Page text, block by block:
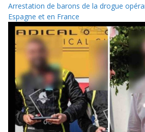
Arrestation de barons de la drogue
Espagne et en France